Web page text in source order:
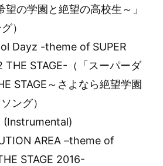
望の学園と絶望の高校生～」
）
Dayz -theme of SUPER
THE STAGE-（「スーパーダ
STAGE～さよなら絶望学園
ング）
(Instrumental)
AREA –theme of
STAGE 2016-